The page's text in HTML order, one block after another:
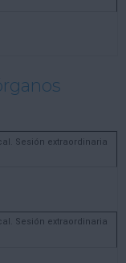
Sesión extraordinaria
Sesión extraordinaria